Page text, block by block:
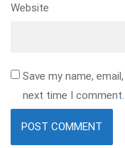
Website
Save my name,
next time I comment.